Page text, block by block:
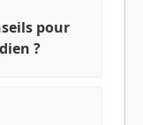
pour
?